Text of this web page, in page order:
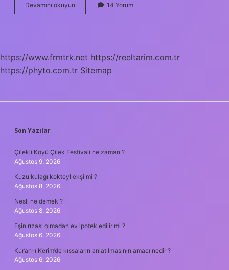
Devamını okuyun
değişen
14 Yorum
https://www.frmtrk.net https://reeltarim.com.tr
https://phyto.com.tr Sitemap
SIDEBAR
Son Yazılar
Çilekli Köyü Çilek Festivali ne zaman ?
Ağustos 9, 2026
Kuzu kulağı kokteyl ekşi mi ?
Ağustos 8, 2026
Nesli ne demek ?
Ağustos 8, 2026
Eşin rızası olmadan ev ipotek edilir mi ?
Ağustos 6, 2026
Kur’an-ı Kerim’de kıssaların anlatılmasının amacı nedir ?
Ağustos 6, 2026